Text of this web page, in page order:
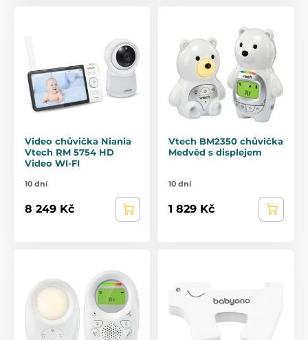
Video chůvička Niania
Vtech RM 5754 HD
Video WI-FI
10 dní
8 249 Kč
Vtech BM2350 chůvička
Medvěd s displejem
10 dní
1 829 Kč